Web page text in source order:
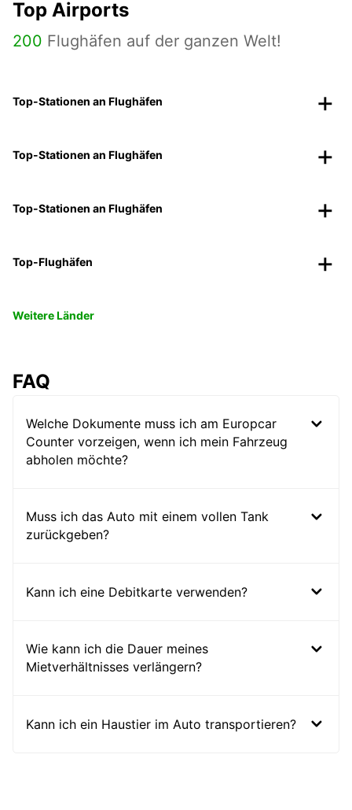
Top Airports
200 Flughäfen auf der ganzen Welt!
Top-Stationen an Flughäfen
Top-Stationen an Flughäfen
Top-Stationen an Flughäfen
Top-Flughäfen
Weitere Länder
FAQ
Welche Dokumente muss ich am Europcar
Counter vorzeigen, wenn ich mein Fahrzeug
abholen möchte?
Muss ich das Auto mit einem vollen Tank
zurückgeben?
Kann ich eine Debitkarte verwenden?
Wie kann ich die Dauer meines
Mietverhältnisses verlängern?
Kann ich ein Haustier im Auto transportieren?